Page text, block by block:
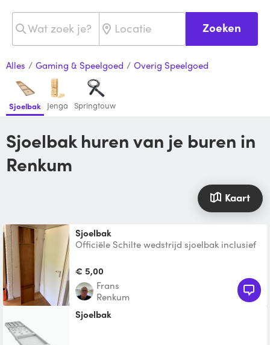
Zoeken
Alles / Gaming & Speelgoed / Overig Speelgoed
Sjoelbak Jenga Springtouw
Sjoelbak huren van je buren in
Renkum
Kaart
Sjoelbak
Officiële Schilte wedstrijd sjoelbak inclusief
€ 5,00
Frans
Renkum
Sjoelbak